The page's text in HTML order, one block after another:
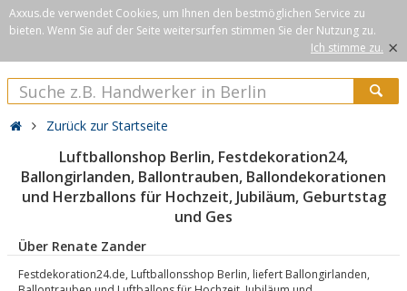
Axxus.de verwendet Cookies, um Ihnen den bestmöglichen Service zu
bieten. Wenn Sie auf der Seite weitersurfen stimmen Sie der Nutzung zu.
Ich stimme zu. ×
Zurück zur Startseite
Luftballonshop Berlin, Festdekoration24,
Ballongirlanden, Ballontrauben, Ballondekorationen
und Herzballons für Hochzeit, Jubiläum, Geburtstag
und Ges
Über Renate Zander
Festdekoration24.de, Luftballonsshop Berlin, liefert Ballongirlanden,